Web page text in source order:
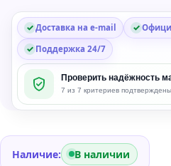
in
Доставка на e-mail
Поддержка 24/7
Проверить надёжность
7 из 7 критериев подтверждены
Наличие: В наличии